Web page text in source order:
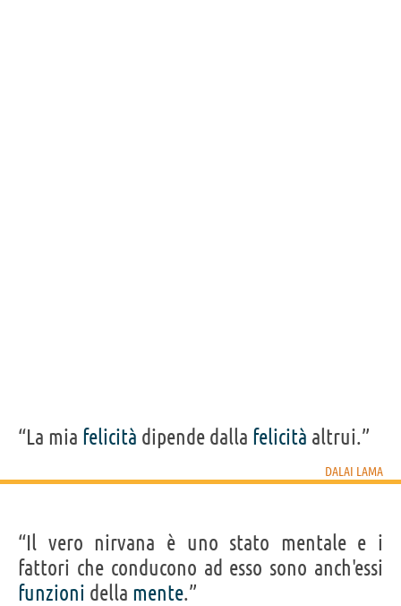
“La mia felicità dipende dalla felicità altrui.”
DALAI LAMA
“Il vero nirvana è uno stato mentale e i
fattori che conducono ad esso sono anch'essi
funzioni della mente.”